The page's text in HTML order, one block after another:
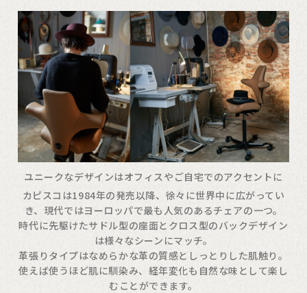
ユニークなデザインはオフィスやご自宅でのアクセントに
カピスコは1984年の発売以降、徐々に世界中に広がってい
き、現代ではヨーロッパで最も人気のあるチェアの一つ。
時代に先駆けたサドル型の座面とクロス型のバックデザイン
は様々なシーンにマッチ。
革張りタイプはなめらかな革の質感としっとりした肌触り。
使えば使うほど肌に馴染み、経年変化も自然な味として楽し
むことができます。